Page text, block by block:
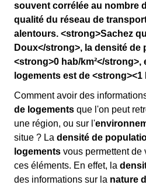
souvent corrélée au nombre
qualité du réseau de
alentours. <strong>Sachez
Doux</strong>, la densité de
<strong>0 hab/km²</strong>,
logements est de
Comment avoir des
de logements que l'on peut
une région, ou sur l'
situe ? La densité de
logements vous permettent de
ces éléments. En effet, la
des informations sur la nature